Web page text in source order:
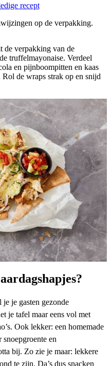
recept
op de verpakking.
de verpakking van de
truffelmayonaise. Verdeel
en pijnboompitten en kaas
de wraps strak op en snijd
je gasten gezonde
je tafel maar eens vol met
. Ook lekker: een homemade
snoepgroente en
bij. Zo zie je maar: lekkere
te zijn. Da’s dus snacken